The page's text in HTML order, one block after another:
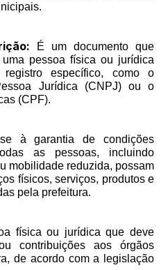
É um documento que
pessoa física ou jurídica
específico, como o
Jurídica (CNPJ) ou o
(CPF).
se à garantia de condições
as pessoas, incluindo
mobilidade reduzida, possam
físicos, serviços, produtos e
pela prefeitura.
física ou jurídica que deve
contribuições aos órgãos
de acordo com a legislação